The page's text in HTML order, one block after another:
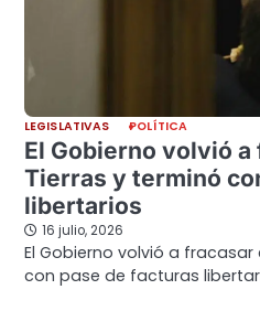
LEGISLATIVAS POLÍTICA
El Gobierno volvió
Tierras y terminó
libertarios
16 julio, 2026
El Gobierno volvió a
con pase de facturas